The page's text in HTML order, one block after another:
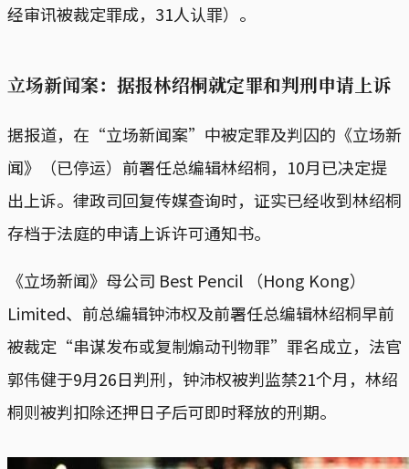
经审讯被裁定罪成，31人认罪）。
立场新闻案：据报林绍桐就定罪和判刑申请上诉
据报道，在“立场新闻案”中被定罪及判囚的《立场新
闻》（已停运）前署任总编辑林绍桐，10月已决定提
出上诉。律政司回复传媒查询时，证实已经收到林绍桐
存档于法庭的申请上诉许可通知书。
《立场新闻》母公司 Best Pencil （Hong Kong）
Limited、前总编辑钟沛权及前署任总编辑林绍桐早前
被裁定“串谋发布或复制煽动刊物罪”罪名成立，法官
郭伟健于9月26日判刑，钟沛权被判监禁21个月，林绍
桐则被判扣除还押日子后可即时释放的刑期。